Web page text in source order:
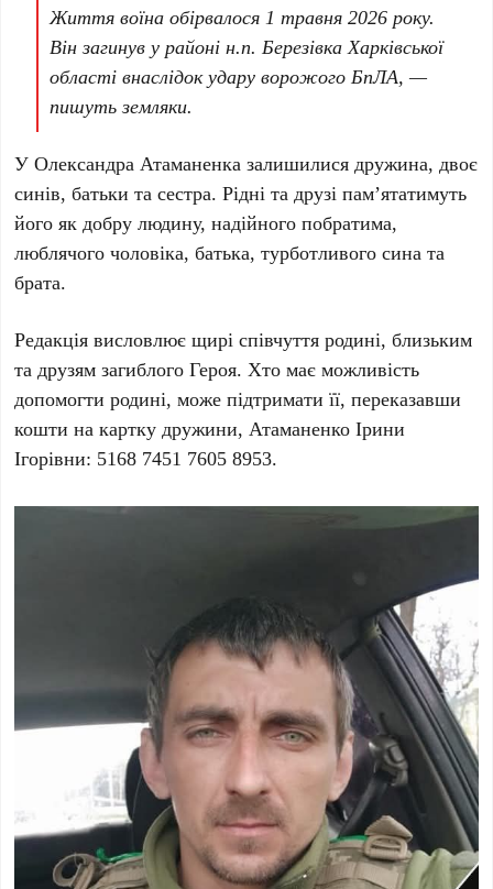
Життя воїна обірвалося1 травня 2026 року.
Він загинув у районі н.п.Березівка Харківської
області внаслідок удару ворожого БпЛА, —
пишуть земляки.
УОлександра Атаманенка залишилися дружина, двоє
синів, батьки та сестра. Рідні та друзі пам’ятатимуть
його як добру людину, надійного побратима,
люблячого чоловіка, батька, турботливого сина та
брата.
Редакція висловлює щирі співчуття родині, близьким
та друзям загиблого Героя. Хто має можливість
допомогти родині, може підтримати її, переказавши
кошти на картку дружини,Атаманенко Ірини
Ігорівни: 5168 7451 7605 8953.